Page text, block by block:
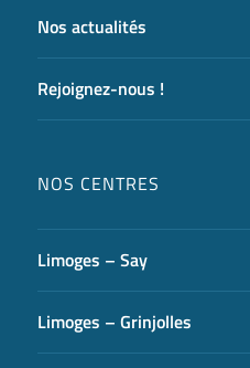
Nos actualités
Rejoignez-nous !
NOS CENTRES
Limoges – Say
Limoges – Grinjolles